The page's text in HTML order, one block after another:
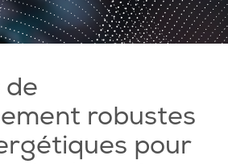
de
robustes
pour